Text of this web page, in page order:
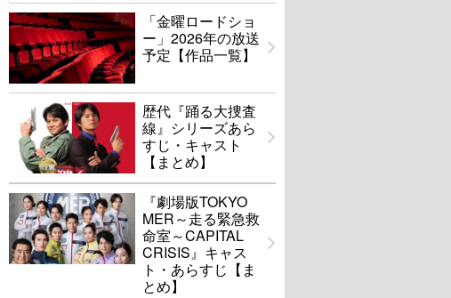
「金曜ロードショ
ー」2026年の放送
予定【作品一覧】
歴代『踊る大捜査
線』シリーズあら
すじ・キャスト
【まとめ】
『劇場版TOKYO
MER～走る緊急救
命室～CAPITAL
CRISIS』キャス
ト・あらすじ【ま
とめ】